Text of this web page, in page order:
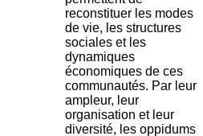
reconstituer les modes
de vie, les structures
sociales et les
dynamiques
économiques de ces
communautés. Par leur
ampleur, leur
organisation et leur
diversité, les oppidums